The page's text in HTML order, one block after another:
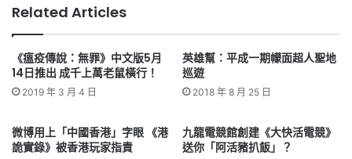
Related Articles
《瘟疫傳說：無罪》中文版5月
14日推出 成千上萬老鼠橫行！
2019 年 3 月 4 日
英雄幫：平成一期幪面超人聖地
巡遊
2018 年 8 月 25 日
微博用上「中國香港」字眼 《港
詭實錄》被香港玩家指責
九龍電競館創建《大快活電競》
送你「阿活豬扒飯」？